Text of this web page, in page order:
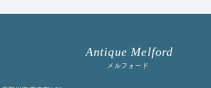
Antique Melford
メルフォード